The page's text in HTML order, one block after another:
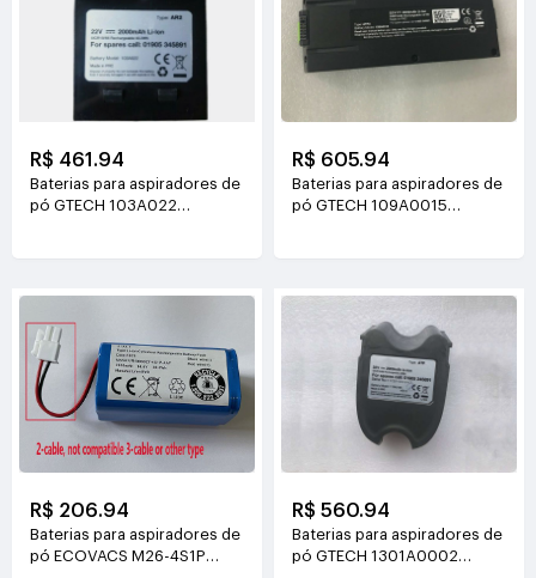
R$ 461.94
Baterias para aspiradores de
pó GTECH 103A022
R$ 605.94
Baterias para aspiradores de
pó GTECH 109A0015
R$ 206.94
Baterias para aspiradores de
pó ECOVACS M26-4S1P
R$ 560.94
Baterias para aspiradores de
pó GTECH 1301A0002